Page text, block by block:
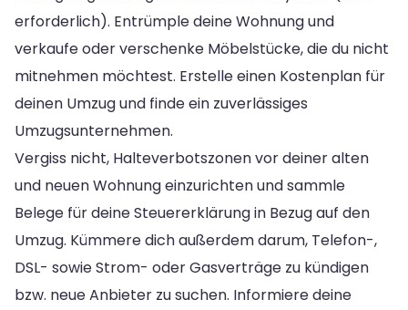
erforderlich). Entrümple deine Wohnung und
verkaufe oder verschenke Möbelstücke, die du nicht
mitnehmen möchtest. Erstelle einen Kostenplan für
deinen Umzug und finde ein zuverlässiges
Umzugsunternehmen.
Vergiss nicht, Halteverbotszonen vor deiner alten
und neuen Wohnung einzurichten und sammle
Belege für deine Steuererklärung in Bezug auf den
Umzug. Kümmere dich außerdem darum, Telefon-,
DSL- sowie Strom- oder Gasverträge zu kündigen
bzw. neue Anbieter zu suchen. Informiere deine